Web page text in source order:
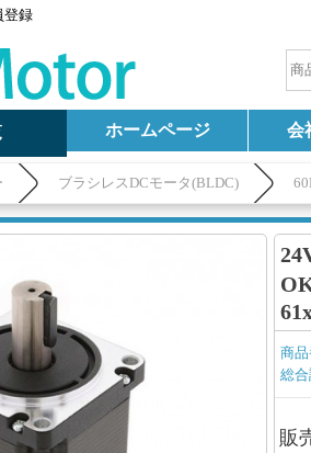
登録
ホームページ 会
ブラシレスDCモータ(BLDC)
商
総
販